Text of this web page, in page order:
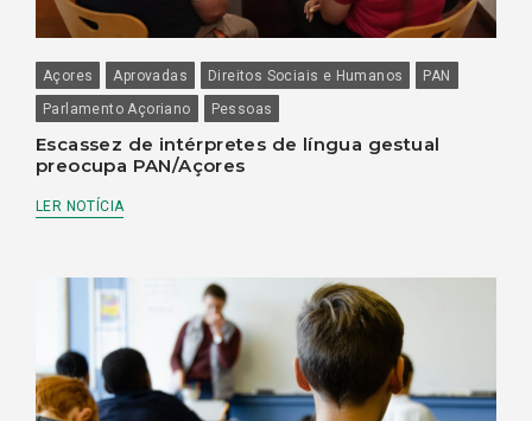
Açores Aprovadas Direitos Sociais e Humanos
PAN
Parlamento Açoriano
Pessoas
Escassez de intérpretes de língua gestual
preocupa PAN/Açores
LER NOTÍCIA